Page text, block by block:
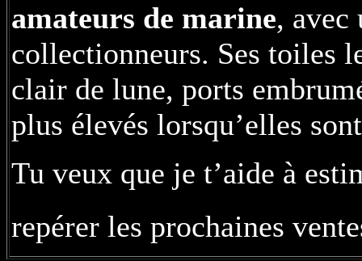
amateurs de marine, avec
collectionneurs. Ses toiles
clair de lune, ports
plus élevés lorsqu’elles
Tu veux que je t’aide à
repérer les prochaines